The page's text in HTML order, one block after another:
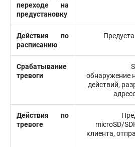
переходе на
предустановку
Действия по
расписанию
Срабатывание
тревоги
Smart
обнаружение
действий,
Действия по
тревоге
microSD/
клиента,